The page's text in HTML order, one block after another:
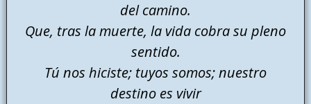
del camino.
Que, tras la muerte, la vida cobra su pleno
sentido.
Tú nos hiciste; tuyos somos; nuestro
destino es vivir